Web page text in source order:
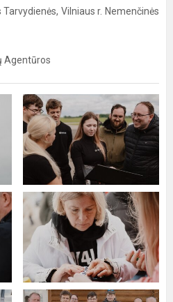
Vilniaus r. Nemenčinės